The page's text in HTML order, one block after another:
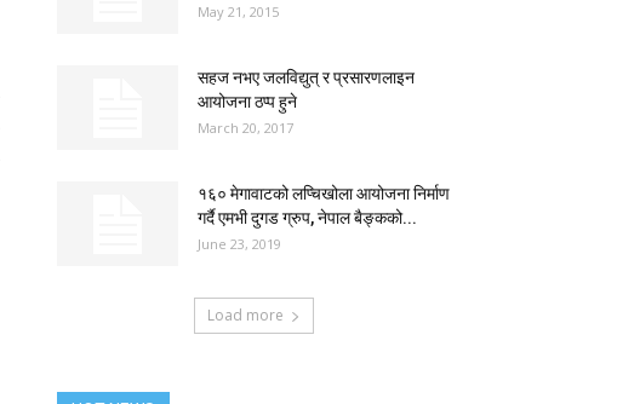
May 21, 2015
सहज नभए जलविद्युत् र प्रसारणलाइन
आयोजना ठप्प हुने
March 20, 2017
१६० मेगावाटको लप्चिखोला आयोजना निर्माण
गर्दै एमभी दुगड ग्रुप, नेपाल बैङ्कको...
June 23, 2019
Load more